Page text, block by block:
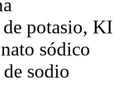
potasio, KI
sódico
sodio